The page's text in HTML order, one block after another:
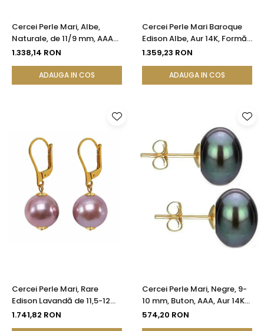
Cercei Perle Mari, Albe,
Naturale, de 11/9 mm, AAA+,
Aur 14K (aur 585), Forma
1.338,14 RON
ADAUGA IN COS
Cercei Perle Mari Baroque
Edison Albe, Aur 14K, Formă
Organică | KASKADDA®
1.359,23 RON
ADAUGA IN COS
Cercei Perle Mari, Rare
Edison Lavandă de 11,5-12
mm și Aur Galben 14K |
1.741,82 RON
Cercei Perle Mari, Negre, 9-
10 mm, Buton, AAA, Aur 14K
(aur 585), Tip Șurub |
574,20 RON